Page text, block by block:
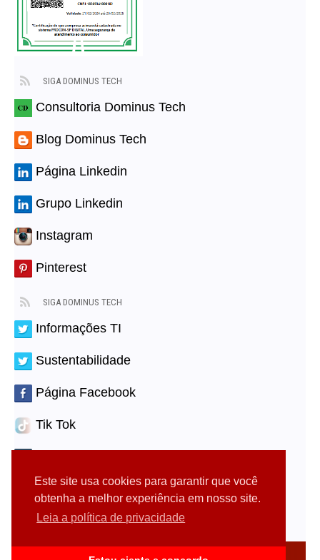
Este site usa cookies para garantir que você
obtenha a melhor experiência em nosso site.
Leia a política de privacidade
SIGA DOMINUS TECH
Consultoria Dominus Tech
Blog Dominus Tech
Página Linkedin
Grupo Linkedin
Instagram
Pinterest
SIGA DOMINUS TECH
Informações TI
Sustentabilidade
Página Facebook
Tik Tok
Youtube